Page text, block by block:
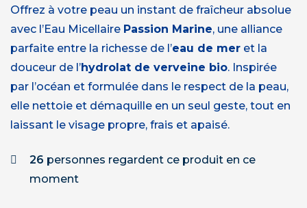
Offrez à votre peau un instant de fraîcheur absolue
avec l’Eau Micellaire Passion Marine, une alliance
parfaite entre la richesse de l’eau de mer et la
douceur de l’hydrolat de verveine bio. Inspirée
par l’océan et formulée dans le respect de la peau,
elle nettoie et démaquille en un seul geste, tout en
laissant le visage propre, frais et apaisé.
26 personnes regardent ce produit en ce
moment